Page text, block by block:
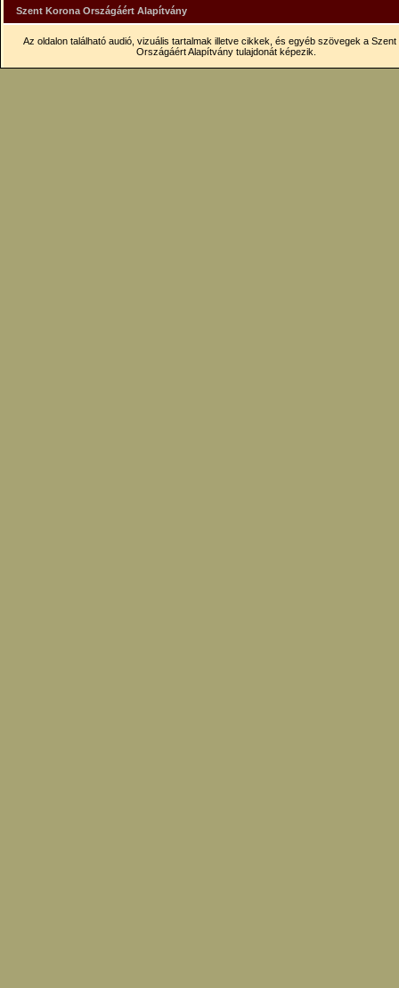
Szent Korona Országáért Alapítvány
Az oldalon található audió, vizuális tartalmak illetve cikkek, és egyéb szövegek a Szent
Országáért Alapítvány tulajdonát képezik.